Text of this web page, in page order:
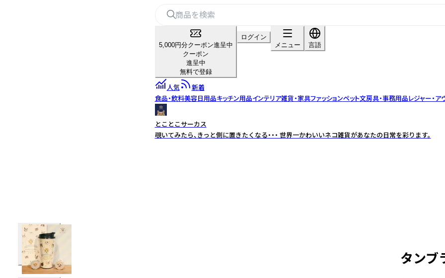
5,000円分クーポン進呈中
クーポン
進呈中
無料で登録
ログイン
メニュー
言語
人気
新着
食品・飲料美容日用品キッチン用品インテリア雑貨・家具ファッションペット文房具・事務用品レジャー・ア
とことこサーカス
覗いてみたら、きっと側に置きたくなる・・・ 世界一かわいいネコ雑貨があなたの日常を彩ります。
タンブ